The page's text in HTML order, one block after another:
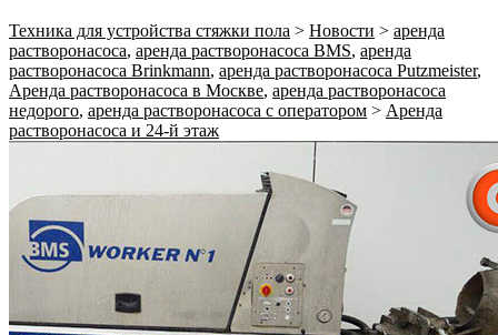
Техника для устройства стяжки пола > Новости > аренда
растворонасоса, аренда растворонасоса BMS, аренда
растворонасоса Brinkmann, аренда растворонасоса Putzmeister,
Аренда растворонасоса в Москве, аренда растворонасоса
недорого, аренда растворонасоса с оператором > Аренда
растворонасоса и 24-й этаж